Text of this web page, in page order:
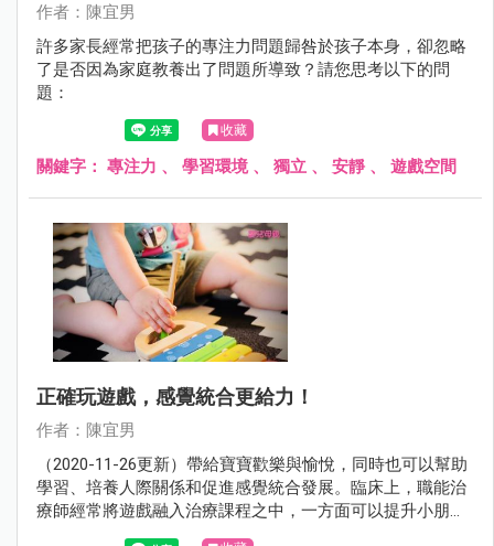
作者：陳宜男
許多家長經常把孩子的專注力問題歸咎於孩子本身，卻忽略
了是否因為家庭教養出了問題所導致？請您思考以下的問
題：
收藏
關鍵字： 專注力 、 學習環境、 獨立 、 安靜 、 遊戲空間
正確玩遊戲，感覺統合更給力！
作者：陳宜男
（2020-11-26更新）帶給寶寶歡樂與愉悅，同時也可以幫助
學習、培養人際關係和促進感覺統合發展。臨床上，職能治
療師經常將遊戲融入治療課程之中，一方面可以提升小朋友
參與的動機，一方面也比較容易跟小朋友建立良好的關係。